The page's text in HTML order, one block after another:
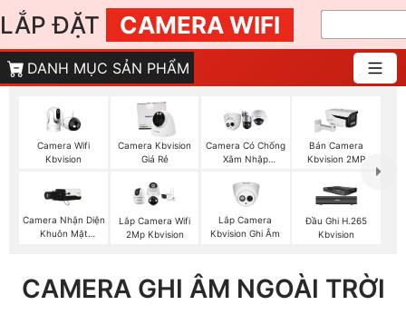
LẮP ĐẶT CAMERA WIFI
DANH MỤC SẢN PHẨM
Camera Wifi
Kbvision
Camera Kbvision
Giá Rẻ
Camera Có Chống
Xâm Nhập
Bán Camera
Kbvision 2MP
Camera Nhận Diện
Khuôn Mặt
Lắp Camera Wifi
2Mp Kbvision
Lắp Camera
Kbvision Ghi Âm
Đầu Ghi H.265
Kbvision
CAMERA GHI ÂM NGOÀI TRỜI